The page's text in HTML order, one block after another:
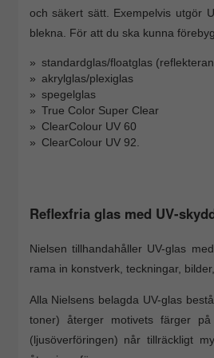
och säkert sätt. Exempelvis utgör
blekna. För att du ska kunna
standardglas/floatglas
akrylglas/plexiglas
spegelglas
True Color Super Clear
ClearColour UV 60
ClearColour UV 92.
Reflexfria glas med UV-
Nielsen tillhandahåller UV-glas
rama in konstverk, teckningar,
Alla Nielsens belagda UV-glas
toner) återger motivets färger
(ljusöverföringen) når tillräckligt